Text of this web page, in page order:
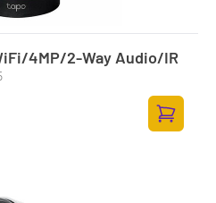
4MP/2-Way Audio/IR